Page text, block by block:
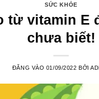
SỨC KHỎE
từ vitamin E
chưa biết!
ĐĂNG VÀO 01/09/2022 BỞI